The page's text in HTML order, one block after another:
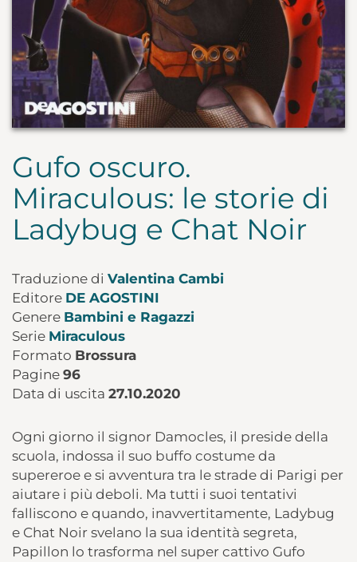
Gufo oscuro.
Miraculous: le storie di
Ladybug e Chat Noir
Traduzione di Valentina Cambi
Editore DE AGOSTINI
Genere Bambini e Ragazzi
Serie Miraculous
Formato Brossura
Pagine 96
Data di uscita 27.10.2020
Ogni giorno il signor Damocles, il preside della
scuola, indossa il suo buffo costume da
supereroe e si avventura tra le strade di Parigi per
aiutare i più deboli. Ma tutti i suoi tentativi
falliscono e quando, inavvertitamente, Ladybug
e Chat Noir svelano la sua identità segreta,
Papillon lo trasforma nel super cattivo Gufo